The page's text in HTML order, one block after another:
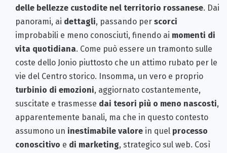
delle bellezze custodite nel territorio rossanese. Dai
panorami, ai dettagli, passando per scorci
improbabili e meno conosciuti, finendo ai momenti di
vita quotidiana. Come può essere un tramonto sulle
coste dello Jonio piuttosto che un attimo rubato per le
vie del Centro storico. Insomma, un vero e proprio
turbinio di emozioni, aggiornato costantemente,
suscitate e trasmesse dai tesori più o meno nascosti,
apparentemente banali, ma che in questo contesto
assumono un inestimabile valore in quel processo
conoscitivo e di marketing, strategico sul web. Così